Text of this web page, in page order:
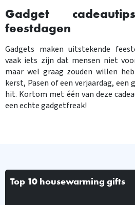
Gadget
feestdagen
Gadgets maken uitstekende
vaak iets zijn dat mensen niet
maar wel graag zouden willen
kerst, Pasen of een verjaardag, een
hit. Kortom met één van deze
een echte gadgetfreak!
Top 10 housewarming gifts